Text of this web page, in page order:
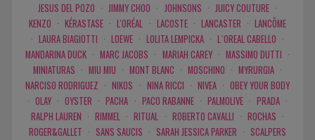
JESUS DEL POZO · JIMMY CHOO · JOHNSONS · JUICY COUTURE ·
KENZO · KÉRASTASE · L'ORÉAL · LACOSTE · LANCASTER · LANCÔME
· LAURA BIAGIOTTI · LOEWE · LOLITA LEMPICKA · L`OREAL CABELLO ·
MANDARINA DUCK · MARC JACOBS · MARIAH CAREY · MASSIMO DUTTI ·
MINIATURAS · MIU MIU · MONT BLANC · MOSCHINO · MYRURGIA ·
NARCISO RODRIGUEZ · NIKOS · NINA RICCI · NIVEA · OBEY YOUR BODY
· OLAY · OYSTER · PACHA · PACO RABANNE · PALMOLIVE · PRADA ·
RALPH LAUREN · RIMMEL · RITUAL · ROBERTO CAVALLI · ROCHAS ·
ROGER&GALLET · SANS SAUCIS · SARAH JESSICA PARKER · SCALPERS